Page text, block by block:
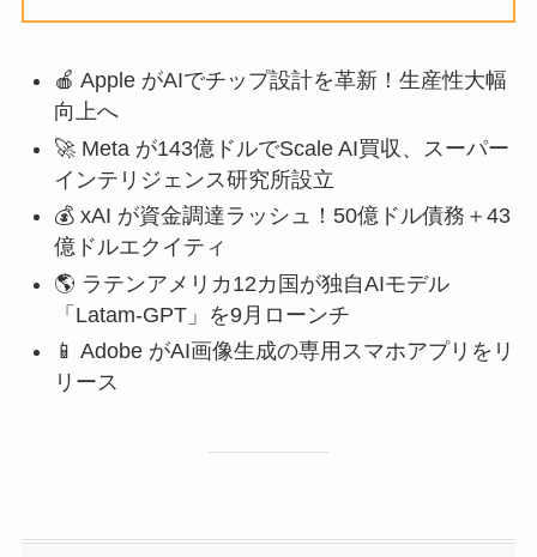
🍎 Apple がAIでチップ設計を革新！生産性大幅
向上へ
🚀 Meta が143億ドルでScale AI買収、スーパー
インテリジェンス研究所設立
💰 xAI が資金調達ラッシュ！50億ドル債務＋43
億ドルエクイティ
🌎 ラテンアメリカ12カ国が独自AIモデル
「Latam-GPT」を9月ローンチ
📱 Adobe がAI画像生成の専用スマホアプリをリ
リース